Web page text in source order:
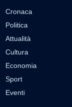
Cronaca
Politica
Attualità
Cultura
Economia
Sport
Eventi